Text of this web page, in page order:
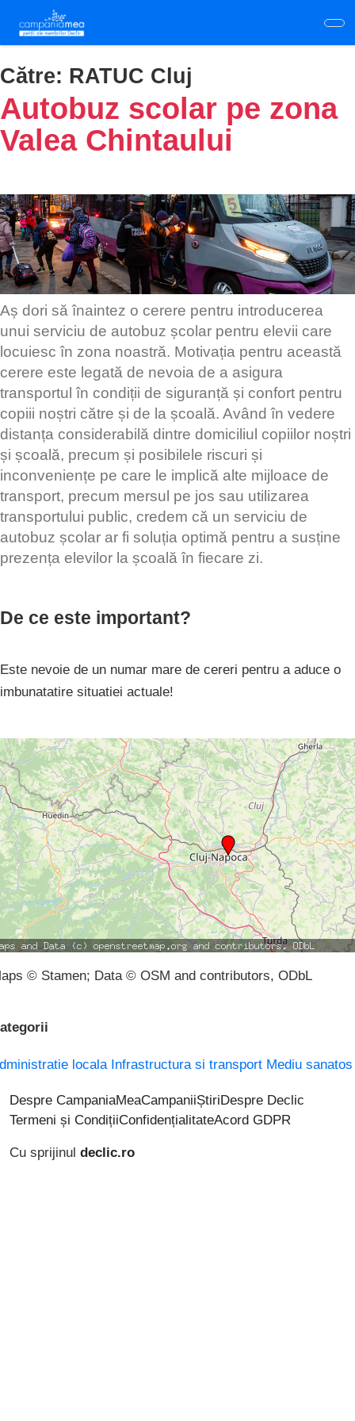
main
content
Către: RATUC Cluj
Autobuz scolar pe zona
Valea Chintaului
Aș dori să înaintez o cerere pentru introducerea
unui serviciu de autobuz școlar pentru elevii care
locuiesc în zona noastră. Motivația pentru această
cerere este legată de nevoia de a asigura
transportul în condiții de siguranță și confort pentru
copiii noștri către și de la școală. Având în vedere
distanța considerabilă dintre domiciliul copiilor noștri
și școală, precum și posibilele riscuri și
inconveniențe pe care le implică alte mijloace de
transport, precum mersul pe jos sau utilizarea
transportului public, credem că un serviciu de
autobuz școlar ar fi soluția optimă pentru a susține
prezența elevilor la școală în fiecare zi.
De ce este important?
Este nevoie de un numar mare de cereri pentru a aduce o
imbunatatire situatiei actuale!
© Stamen; Data © OSM and contributors, ODbL
locala Infrastructura si transport Mediu sanatos
Despre CampaniaMeaCampaniiȘtiriDespre Declic
Termeni și CondițiiConfidențialitateAcord GDPR
Cu sprijinul declic.ro